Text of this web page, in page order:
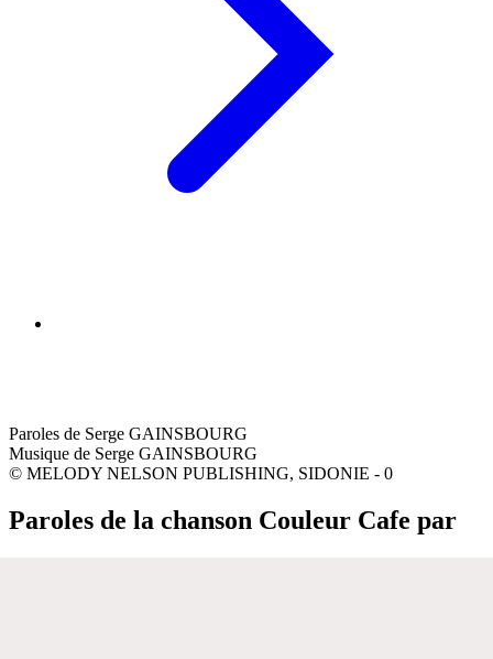
Paroles de Serge GAINSBOURG
Musique de Serge GAINSBOURG
© MELODY NELSON PUBLISHING, SIDONIE - 0
Paroles de la chanson Couleur Cafe par